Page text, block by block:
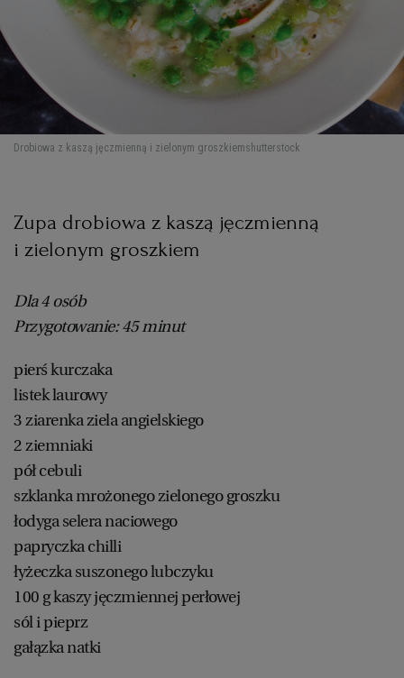
Drobiowa z kaszą jęczmienną i zielonym groszkiemshutterstock
Zupa drobiowa z kaszą jęczmienną
i zielonym groszkiem
Dla 4 osób
Przygotowanie: 45 minut
pierś kurczaka
listek laurowy
3 ziarenka ziela angielskiego
2 ziemniaki
pół cebuli
szklanka mrożonego zielonego groszku
łodyga selera naciowego
papryczka chilli
łyżeczka suszonego lubczyku
100 g kaszy jęczmiennej perłowej
sól i pieprz
gałązka natki